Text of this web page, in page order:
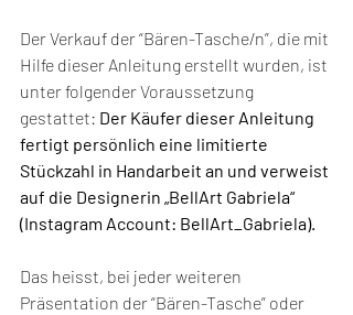
Der Verkauf der “Bären-Tasche/n”, die mit
Hilfe dieser Anleitung erstellt wurden, ist
unter folgender Voraussetzung
gestattet: Der Käufer dieser Anleitung
fertigt persönlich eine limitierte
Stückzahl in Handarbeit an und verweist
auf die Designerin „BellArt Gabriela“
(Instagram Account: BellArt_Gabriela).
Das heisst, bei jeder weiteren
Präsentation der “Bären-Tasche” oder